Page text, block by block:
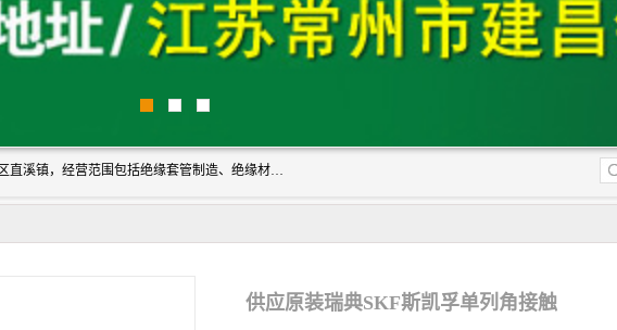
常州市国枫绝缘材料有限公司成立于2012年，注册地位于常州市金坛区直溪镇，经营范围包括绝缘套管制造、绝缘材料的销售；专业生产各种：黄腊管、自熄管、硅胶管、定纹管，厂价直销。
供应原装瑞典SKF斯凯孚单列角接触